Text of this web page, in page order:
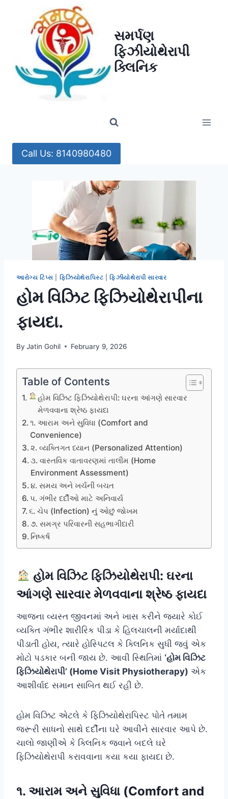
સમર્પણ
ફિઝીયોથેરાપી
ક્લિનિક
Call Us: 8140980480
આરોગ્ય ટિપ્સ ફિઝિયોથેરાપિસ્ટ |ફિઝીયોથેરાપી સારવાર
હોમ વિઝિટ ફિઝિયોથેરાપીના
ફાયદા.
By Jatin Gohil February 9, 2026
Table of Contents
હોમ વિઝિટ ફિઝિયોથેરાપી: ઘરના આંગણે સારવાર
મેળવવાના શ્રેષ્ઠ ફાયદા
૧. આરામ અને સુવિધા (Comfort and
Convenience)
૨. વ્યક્તિગત ધ્યાન (Personalized Attention)
૩. વાસ્તવિક વાતાવરણમાં તાલીમ (Home
Environment Assessment)
૪. સમય અને ખર્ચની બચત
૫. ગંભીર દર્દીઓ માટે અનિવાર્ય
૬. ચેપ (Infection) નું ઓછું જોખમ
૭. સમગ્ર પરિવારની સહભાગીદારી
નિષ્કર્ષ
હોમ વિઝિટ ફિઝિયોથેરાપી: ઘરના
આંગણે સારવાર મેળવવાના શ્રેષ્ઠ ફાયદા
આજના વ્યસ્ત જીવનમાં અને ખાસ કરીને જ્યારે કોઈ
વ્યક્તિ ગંભીર શારીરિક પીડા કે હિલચાલની મર્યાદાથી
પીડાતી હોય, ત્યારે હોસ્પિટલ કે ક્લિનિક સુધી જવું એક
મોટો પડકાર બની જાય છે. આવી સ્થિતિમાં ‘હોમ વિઝિટ
ફિઝિયોથેરાપી’ (Home Visit Physiotherapy) એક
આશીર્વાદ સમાન સાબિત થઈ રહી છે.
હોમ વિઝિટ એટલે કે ફિઝિયોથેરાપિસ્ટ પોતે તમામ
જરૂરી સાધનો સાથે દર્દીના ઘરે આવીને સારવાર આપે છે.
ચાલો જાણીએ કે ક્લિનિક જવાને બદલે ઘરે
ફિઝિયોથેરાપી કરાવવાના કયા કયા ફાયદા છે.
૧. આરામ અને સુવિધા (Comfort and